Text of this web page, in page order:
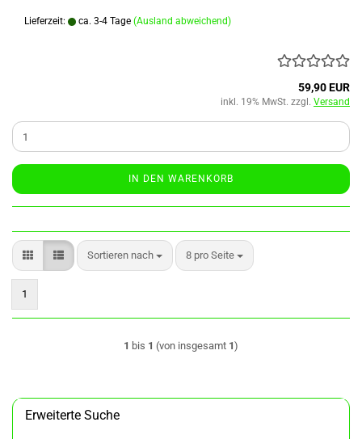
Lieferzeit: ca. 3-4 Tage (Ausland abweichend)
59,90 EUR
inkl. 19% MwSt. zzgl. Versand
IN DEN WARENKORB
Sortieren nach
Sortieren nach 8 pro Seite
pro Seite
1
1 bis 1 (von insgesamt 1)
Erweiterte Suche